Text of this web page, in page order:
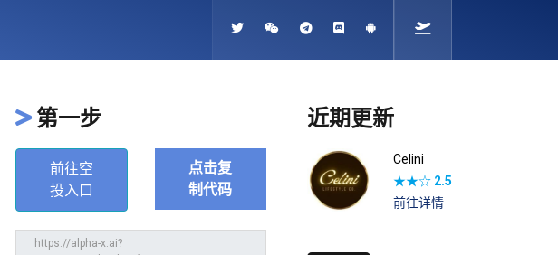
第一步
前往空
投入口
点击复
制代码
近期更新
Celini
★★☆ 2.5
前往详情